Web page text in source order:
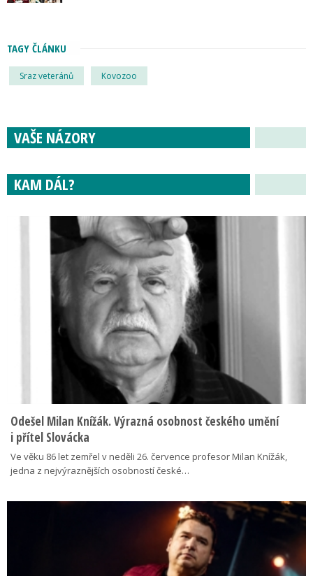
TAGY ČLÁNKU
Sraz veteránů Kovozoo
VAŠE NÁZORY
KAM DÁL?
Odešel Milan Knížák. Výrazná osobnost českého umění
i přítel Slovácka
Ve věku 86 let zemřel v neděli 26. července profesor Milan Knížák,
jedna z nejvýraznějších osobností české…